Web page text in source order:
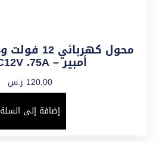
أمبير – HOAC12V .75A
120,00 ر.س
إضافة إلى السلة